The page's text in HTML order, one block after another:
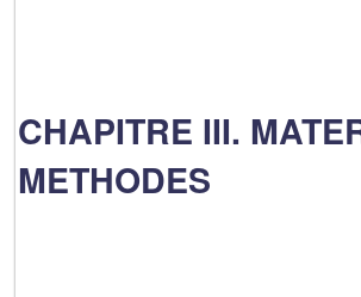
CHAPITRE III.
METHODES